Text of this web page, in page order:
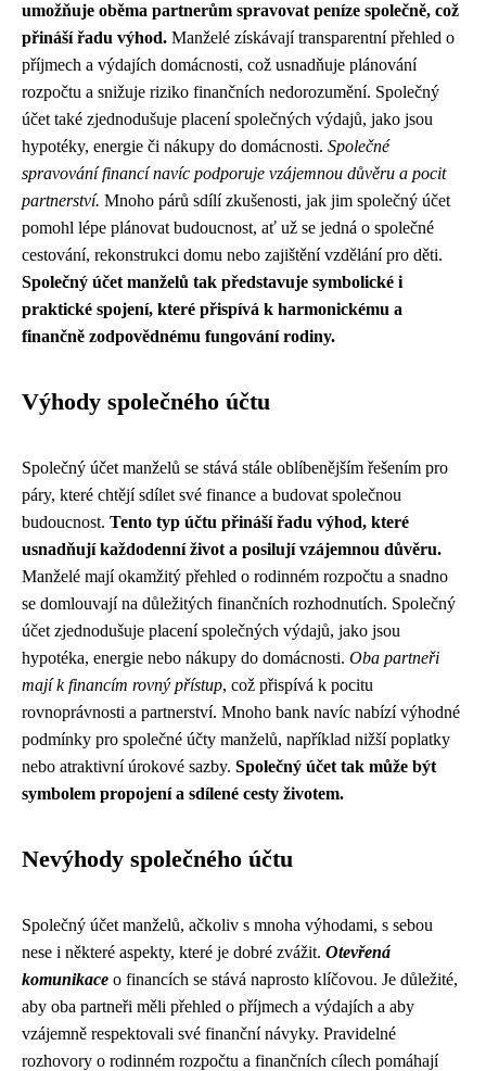
umožňuje oběma partnerům spravovat peníze společně, což
přináší řadu výhod. Manželé získávají transparentní přehled o
příjmech a výdajích domácnosti, což usnadňuje plánování
rozpočtu a snižuje riziko finančních nedorozumění. Společný
účet také zjednodušuje placení společných výdajů, jako jsou
hypotéky, energie či nákupy do domácnosti. Společné
spravování financí navíc podporuje vzájemnou důvěru a pocit
partnerství. Mnoho párů sdílí zkušenosti, jak jim společný účet
pomohl lépe plánovat budoucnost, ať už se jedná o společné
cestování, rekonstrukci domu nebo zajištění vzdělání pro děti.
Společný účet manželů tak představuje symbolické i
praktické spojení, které přispívá k harmonickému a
finančně zodpovědnému fungování rodiny.
Výhody společného účtu
Společný účet manželů se stává stále oblíbenějším řešením pro
páry, které chtějí sdílet své finance a budovat společnou
budoucnost. Tento typ účtu přináší řadu výhod, které
usnadňují každodenní život a posilují vzájemnou důvěru.
Manželé mají okamžitý přehled o rodinném rozpočtu a snadno
se domlouvají na důležitých finančních rozhodnutích. Společný
účet zjednodušuje placení společných výdajů, jako jsou
hypotéka, energie nebo nákupy do domácnosti. Oba partneři
mají k financím rovný přístup, což přispívá k pocitu
rovnoprávnosti a partnerství. Mnoho bank navíc nabízí výhodné
podmínky pro společné účty manželů, například nižší poplatky
nebo atraktivní úrokové sazby. Společný účet tak může být
symbolem propojení a sdílené cesty životem.
Nevýhody společného účtu
Společný účet manželů, ačkoliv s mnoha výhodami, s sebou
nese i některé aspekty, které je dobré zvážit. Otevřená
komunikace o financích se stává naprosto klíčovou. Je důležité,
aby oba partneři měli přehled o příjmech a výdajích a aby
vzájemně respektovali své finanční návyky. Pravidelné
rozhovory o rodinném rozpočtu a finančních cílech pomáhají